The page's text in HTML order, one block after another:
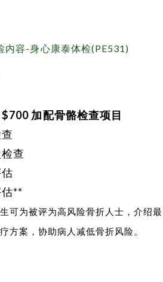
内容-身心康泰体检(PE531)
$700 加配骨骼检查项目
查
**
可为被评为高风险骨折人士，介绍最
方案，协助病人减低骨折风险。